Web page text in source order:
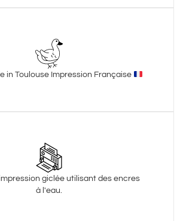
in Toulouse Impression Française
giclée utilisant des encres
à l'eau.